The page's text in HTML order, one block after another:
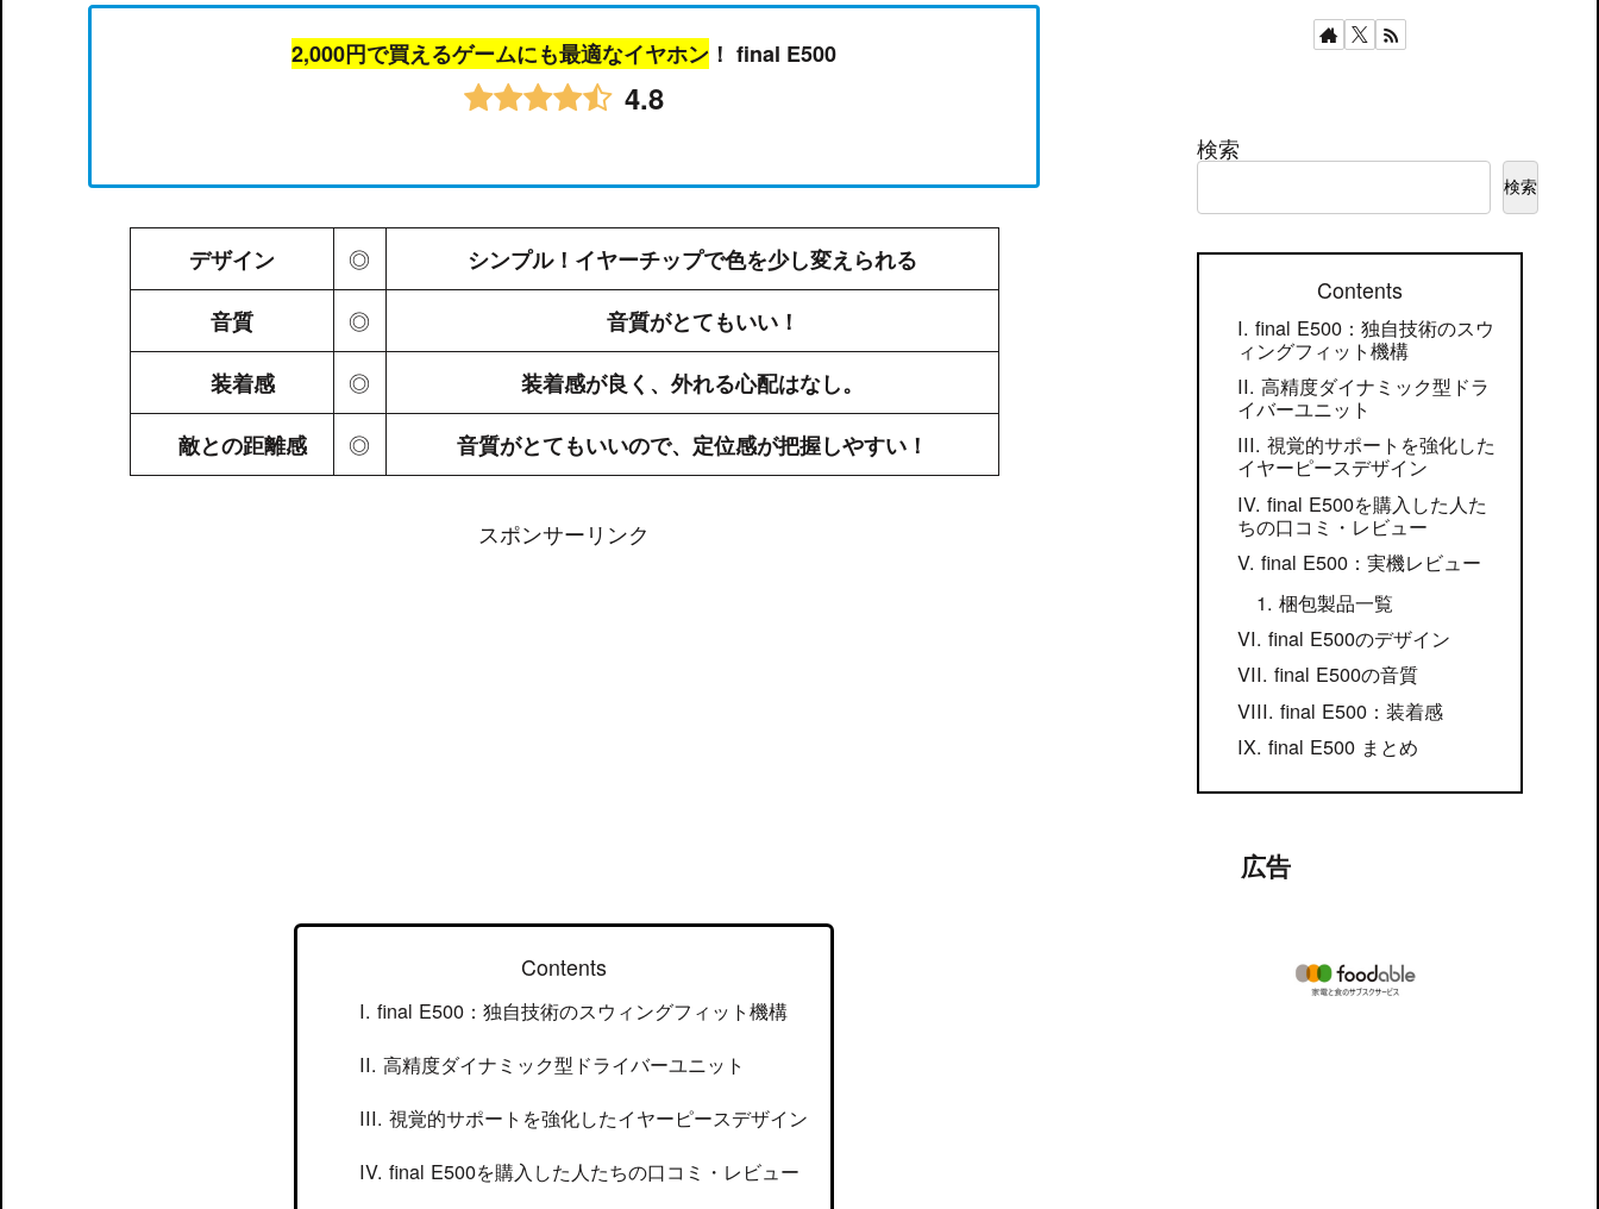
2,000円で買えるゲームにも最適なイヤホン ！ final E500
4.8
デザイン ◎
シンプル！イヤーチップで色を少し変えられる
音質
◎
音質がとてもいい！
装着感
◎
装着感が良く、外れる心配はなし。
敵との距離感
◎ 音質がとてもいいので、定位感が把握しやすい！
スポンサーリンク
Contents
final E500：独自技術のスウィングフィット機構
高精度ダイナミック型ドライバーユニット
視覚的サポートを強化したイヤーピースデザイン
final E500を購入した人たちの口コミ・レビュー
検索
検索
Contents
final E500：独自技術のスウ
ィングフィット機構
高精度ダイナミック型ドラ
イバーユニット
視覚的サポートを強化した
イヤーピースデザイン
final E500を購入した人た
ちの口コミ・レビュー
final E500：実機レビュー
梱包製品一覧
final E500のデザイン
final E500の音質
final E500：装着感
final E500 まとめ
広告